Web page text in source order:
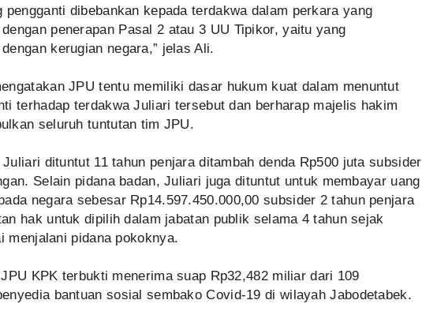
pengganti dibebankan kepada terdakwa dalam perkara yang
dengan penerapan Pasal 2 atau 3 UU Tipikor, yaitu yang
kerugian negara,” jelas Ali.
JPU tentu memiliki dasar hukum kuat dalam menuntut
terhadap terdakwa Juliari tersebut dan berharap majelis hakim
seluruh tuntutan tim JPU.
Juliari dituntut 11 tahun penjara ditambah denda Rp500 juta subsider
Selain pidana badan, Juliari juga dituntut untuk membayar uang
negara sebesar Rp14.597.450.000,00 subsider 2 tahun penjara
hak untuk dipilih dalam jabatan publik selama 4 tahun sejak
menjalani pidana pokoknya.
KPK terbukti menerima suap Rp32,482 miliar dari 109
bantuan sosial sembako Covid-19 di wilayah Jabodetabek.